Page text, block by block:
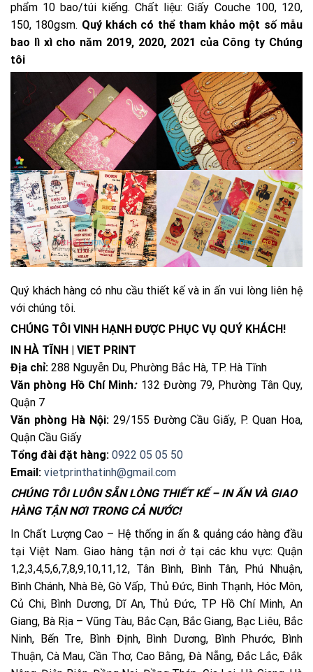
phẩm 10 bao/túi kiếng. Chất liệu: Giấy Couche 100, 120,
150, 180gsm. Quý khách có thể tham khảo một số mẫu
bao lì xì cho năm 2019, 2020, 2021 của Công ty Chúng
tôi
Quý khách hàng có nhu cầu thiết kế và in ấn vui lòng liên hệ
với chúng tôi.
CHÚNG TÔI VINH HẠNH ĐƯỢC PHỤC VỤ QUÝ KHÁCH!
IN HÀ TĨNH | VIET PRINT
Địa chỉ: 288 Nguyễn Du, Phường Bắc Hà, TP. Hà Tĩnh
Văn phòng Hồ Chí Minh:132 Đường 79, Phường Tân Quy,
Quận 7
Văn phòng Hà Nội:29/155 Đường Cầu Giấy, P. Quan Hoa,
Quận Cầu Giấy
Tổng đài đặt hàng: 0922 05 05 50
Email: vietprinthatinh@gmail.com
CHÚNG TÔI LUÔN SẴN LÒNG THIẾT KẾ – IN ẤN VÀ GIAO
HÀNG TẬN NƠI TRONG CẢ NƯỚC!
In Chất Lượng Cao – Hệ thống in ấn & quảng cáo hàng đầu
tại Việt Nam. Giao hàng tận nơi ở tại các khu vực: Quận
1,2,3,4,5,6,7,8,9,10,11,12, Tân Bình, Bình Tân, Phú Nhuận,
Bình Chánh, Nhà Bè, Gò Vấp, Thủ Đức, Bình Thạnh, Hóc Môn,
Củ Chi, Bình Dương, Dĩ An, Thủ Đức, TP Hồ Chí Minh, An
Giang, Bà Rịa – Vũng Tàu, Bắc Cạn, Bắc Giang, Bạc Liêu, Bắc
Ninh, Bến Tre, Bình Định, Bình Dương, Bình Phước, Bình
Thuận, Cà Mau, Cần Thơ, Cao Bằng, Đà Nẵng, Đắc Lắc, Đắk